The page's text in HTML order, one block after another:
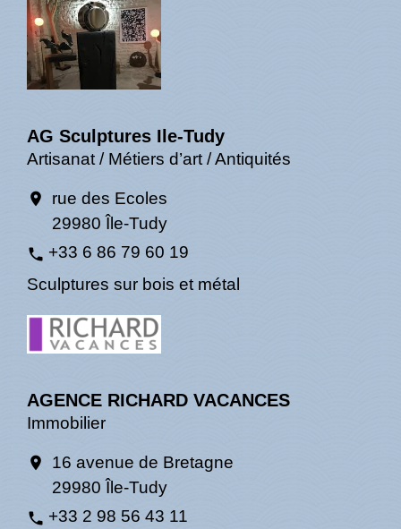
AG Sculptures Ile-Tudy
Artisanat / Métiers d’art / Antiquités
location_on
rue des Ecoles
29980 Île-Tudy
phone +33 6 86 79 60 19
Sculptures sur bois et métal
AGENCE RICHARD VACANCES
Immobilier
location_on
16 avenue de Bretagne
29980 Île-Tudy
phone +33 2 98 56 43 11